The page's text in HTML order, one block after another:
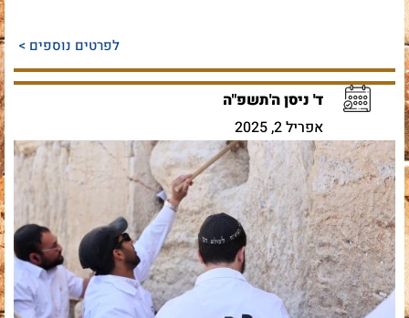
לפרטים נוספים >
ד' ניסן ה'תשפ"ה
אפריל 2, 2025